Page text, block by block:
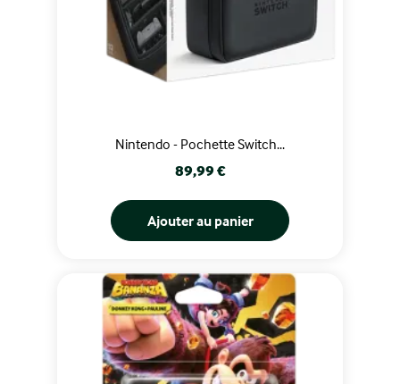
Nintendo - Pochette Switch...
Prix
89,99 €
Ajouter au panier